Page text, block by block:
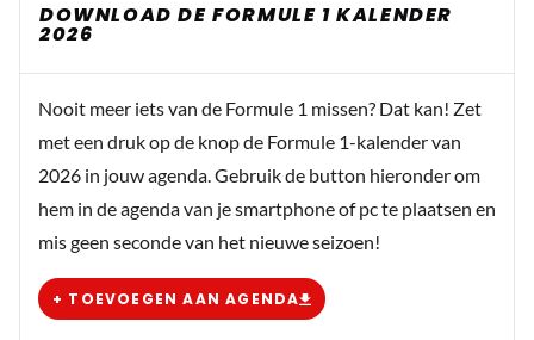
DOWNLOAD DE FORMULE 1 KALENDER
2026
Nooit meer iets van de Formule 1 missen? Dat kan! Zet
met een druk op de knop de Formule 1-kalender van
2026 in jouw agenda. Gebruik de button hieronder om
hem in de agenda van je smartphone of pc te plaatsen en
mis geen seconde van het nieuwe seizoen!
+ TOEVOEGEN AAN AGENDA